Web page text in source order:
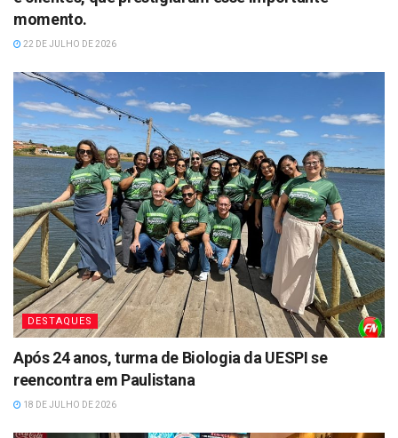
momento.
22 DE JULHO DE 2026
DESTAQUES
Após 24 anos, turma de Biologia da UESPI se
reencontra em Paulistana
18 DE JULHO DE 2026